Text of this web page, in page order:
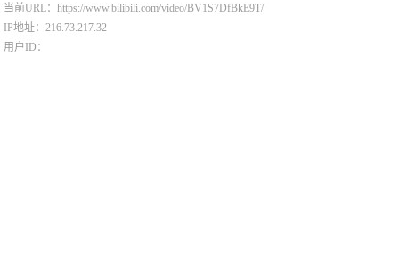
当前URL：https://www.bilibili.com/video/BV1S7DfBkE9T/
IP地址：216.73.217.32
用户ID：